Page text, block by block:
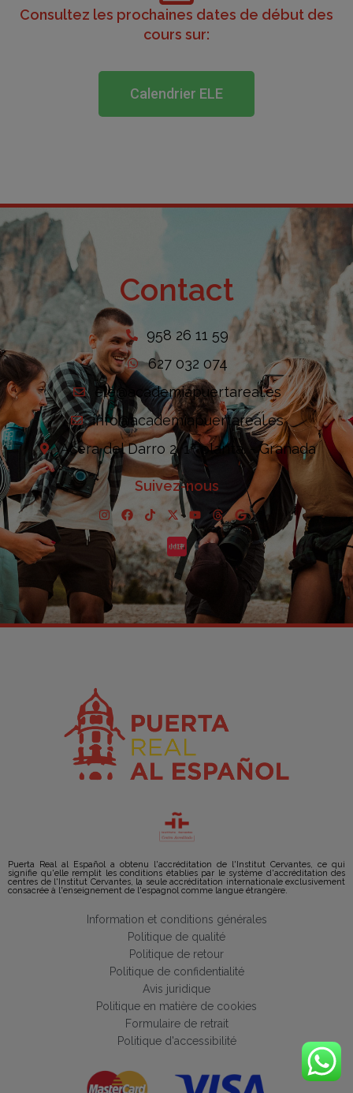
Consultez les prochaines dates de début des
cours sur:
Calendrier ELE
Contact
958 26 11 59
627 032 074
ele@academiapuertareal.es
info@academiapuertareal.es
Acera del Darro 2, 1ª planta. - Granada
Suivez-nous
Puerta Real al Español a obtenu l'accréditation de l'Institut Cervantes, ce qui
signifie qu'elle remplit les conditions établies par le système d'accréditation des
centres de l'Institut Cervantes, la seule accréditation internationale exclusivement
consacrée à l'enseignement de l'espagnol comme langue étrangère.
Information et conditions générales
Politique de qualité
Politique de retour
Politique de confidentialité
Avis juridique
Politique en matière de cookies
Formulaire de retrait
Politique d'accessibilité